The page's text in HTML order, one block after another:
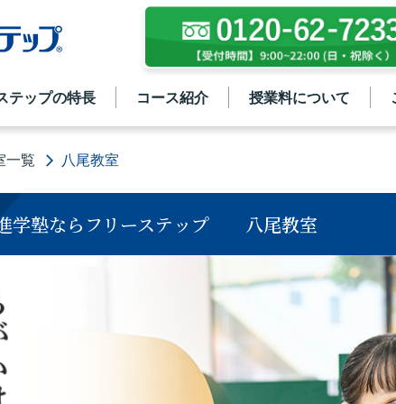
テップの特長 コース紹介 授業料について
一覧 八尾教室
学塾ならフリーステップ 八尾教室